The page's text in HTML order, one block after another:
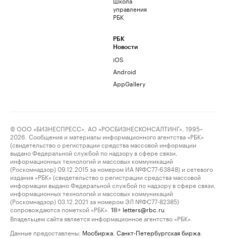
управления
РБК
РБК
Новости
iOS
Android
AppGallery
© ООО «БИЗНЕСПРЕСС», АО «РОСБИЗНЕСКОНСАЛТИНГ», 1995–
2026. Сообщения и материалы информационного агентства «РБК»
(свидетельство о регистрации средства массовой информации
выдано Федеральной службой по надзору в сфере связи,
информационных технологий и массовых коммуникаций
(Роскомнадзор) 09.12.2015 за номером ИА №ФС77-63848) и сетевого
издания «РБК» (свидетельство о регистрации средства массовой
информации выдано Федеральной службой по надзору в сфере связи,
информационных технологий и массовых коммуникаций
(Роскомнадзор) 03.12.2021 за номером ЭЛ №ФС77-82385)
сопровождаются пометкой «РБК».
18+ letters@rbc.ru
Владельцем сайта является информационное агентство «РБК».
Данные предоставлены: Мосбиржа Санкт-Петербургская биржа